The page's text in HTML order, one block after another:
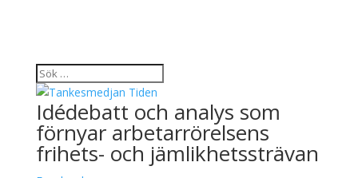
Idédebatt och analys som
förnyar arbetarrörelsens
frihets- och jämlikhetssträvan